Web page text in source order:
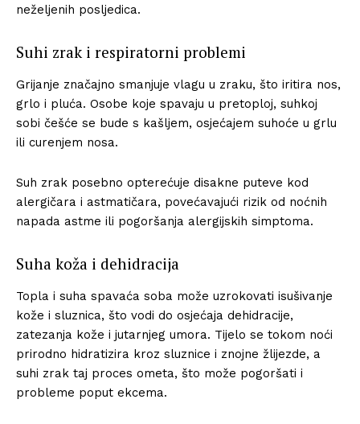
neželjenih posljedica.
Suhi zrak i respiratorni problemi
Grijanje značajno smanjuje vlagu u zraku, što iritira nos,
grlo i pluća. Osobe koje spavaju u pretoploj, suhkoj
sobi češće se bude s kašljem, osjećajem suhoće u grlu
ili curenjem nosa.
Suh zrak posebno opterećuje disakne puteve kod
alergičara i astmatičara, povećavajući rizik od noćnih
napada astme ili pogoršanja alergijskih simptoma.
Suha koža i dehidracija
Topla i suha spavaća soba može uzrokovati isušivanje
kože i sluznica, što vodi do osjećaja dehidracije,
zatezanja kože i jutarnjeg umora. Tijelo se tokom noći
prirodno hidratizira kroz sluznice i znojne žlijezde, a
suhi zrak taj proces ometa, što može pogoršati i
probleme poput ekcema.